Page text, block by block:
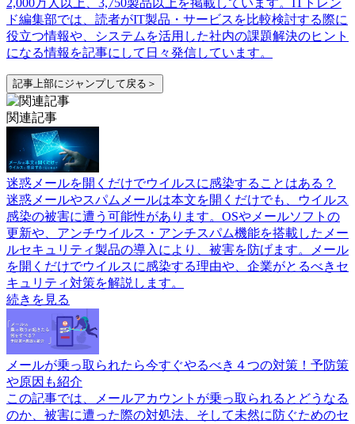
2,000万人以上、3,750製品以上を掲載しています。ITトレン
ド編集部では、読者がIT製品・サービスを比較検討する際に
役立つ情報や、システムを活用した社内の課題解決のヒント
になる情報を記事にして日々発信しています。
記事上部にジャンプして戻る＞
関連記事
迷惑メールを開くだけでウイルスに感染することはある？
迷惑メールやスパムメールは本文を開くだけでも、ウイルス
感染の被害に遭う可能性があります。OSやメールソフトの
更新や、アンチウイルス・アンチスパム機能を搭載したメー
ルセキュリティ製品の導入により、被害を防げます。メール
を開くだけでウイルスに感染する理由や、企業がとるべきセ
キュリティ対策を解説します。
続きを見る
メールが乗っ取られたら今すぐやるべき４つの対策！予防策
や原因も紹介
この記事では、メールアカウントが乗っ取られるとどうなる
のか、被害に遭った際の対処法、そして未然に防ぐためのセ